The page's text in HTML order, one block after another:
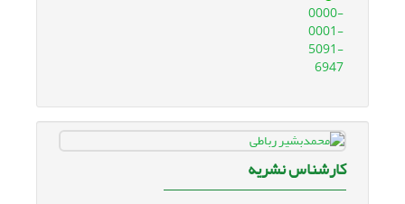
0000-
0001-
5091-
6947
کارشناس نشریه